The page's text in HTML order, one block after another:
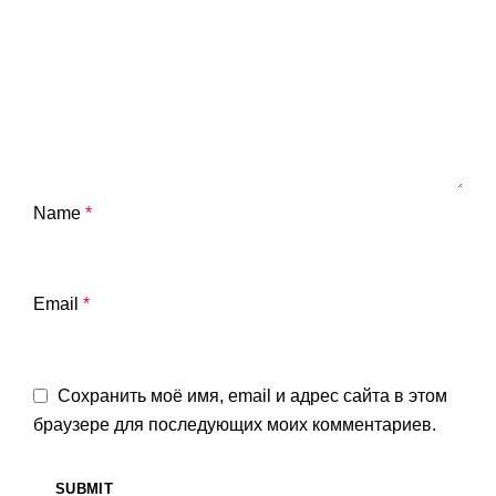
Name *
Email *
Сохранить моё имя, email и адрес сайта в этом
браузере для последующих моих комментариев.